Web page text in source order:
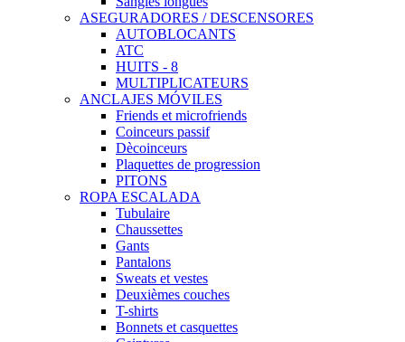
ASEGURADORES / DESCENSORES
AUTOBLOCANTS
ATC
HUITS - 8
MULTIPLICATEURS
ANCLAJES MÓVILES
Friends et microfriends
Coinceurs passif
Dècoinceurs
Plaquettes de progression
PITONS
ROPA ESCALADA
Tubulaire
Chaussettes
Gants
Pantalons
Sweats et vestes
Deuxièmes couches
T-shirts
Bonnets et casquettes